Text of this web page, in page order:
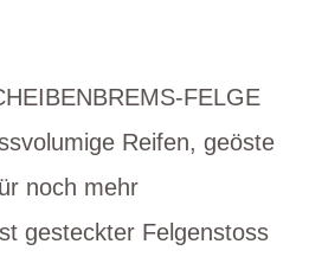
FELGE
Reifen, geöste
noch mehr
gesteckter Felgenstoss